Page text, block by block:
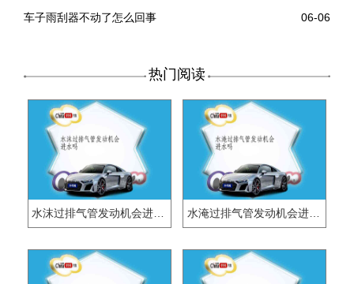
车子雨刮器不动了怎么回事
06-06
热门阅读
水淹过排气管发动机会进水吗